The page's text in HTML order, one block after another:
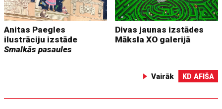
Anitas Paegles
ilustrāciju izstāde
Smalkās pasaules
Divas jaunas izstādes
Māksla XO galerijā
Vairāk KD AFIŠA